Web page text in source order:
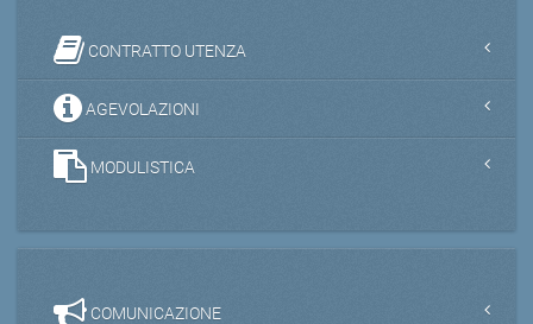
CONTRATTO UTENZA
AGEVOLAZIONI
MODULISTICA
COMUNICAZIONE